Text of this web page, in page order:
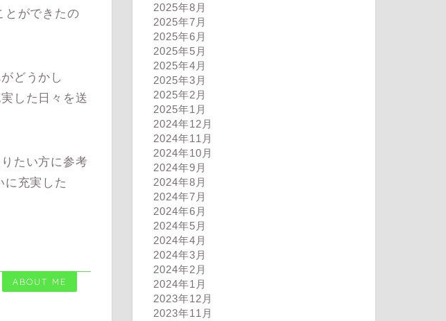
とができたの
どうかし
した日々を送
たい方に参考
に充実した
ABOUT ME
2025年8月
2025年7月
2025年6月
2025年5月
2025年4月
2025年3月
2025年2月
2025年1月
2024年12月
2024年11月
2024年10月
2024年9月
2024年8月
2024年7月
2024年6月
2024年5月
2024年4月
2024年3月
2024年2月
2024年1月
2023年12月
2023年11月